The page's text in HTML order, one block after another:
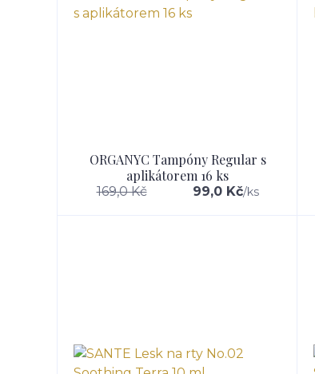
ORGANYC Tampóny Regular s
aplikátorem 16 ks
169,0 Kč 99,0 Kč/ks